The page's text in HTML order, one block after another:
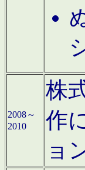
2008～
2010
株
作
ョ